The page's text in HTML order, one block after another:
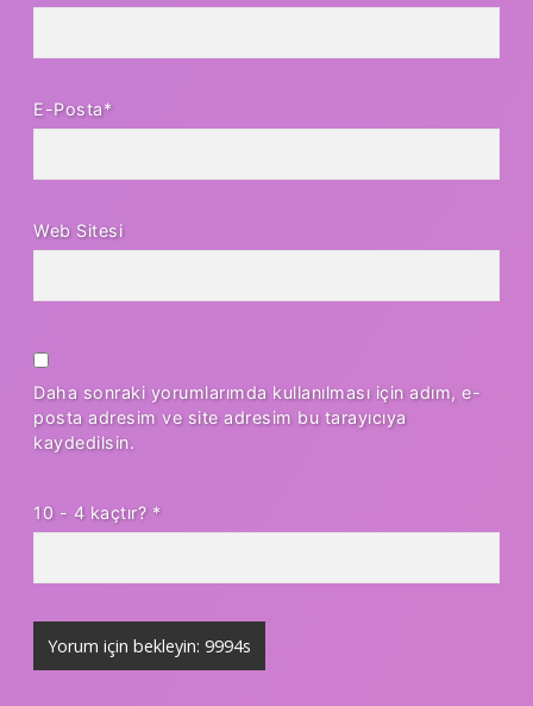
E-Posta*
Web Sitesi
Daha sonraki yorumlarımda kullanılması için adım, e-
posta adresim ve site adresim bu tarayıcıya
kaydedilsin.
10 - 4 kaçtır? *